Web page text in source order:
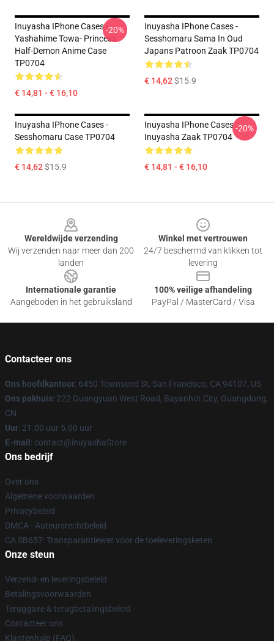
Inuyasha IPhone Cases -
Yashahime Towa- Princess
Half-Demon Anime Case
TP0704
€ 14,81 - € 16,10
-20%
Inuyasha IPhone Cases -
Sesshomaru Sama In Oud
Japans Patroon Zaak TP0704
€ 14,62$15.9
Inuyasha IPhone Cases -
Sesshomaru Case TP0704
€ 14,62$15.9
Inuyasha IPhone Cases -
Inuyasha Zaak TP0704
€ 14,81 - € 16,10
-20%
Wereldwijde verzending
Wij verzenden naar meer dan 200
landen
Winkel met vertrouwen
24/7 beschermd van klikken tot
levering
Internationale garantie
Aangeboden in het gebruiksland
100% veilige afhandeling
PayPal / MasterCard / Visa
Contacteer ons
Ons hoofdkantoor: 6450 Townsend St, San Francisco, CA 94107, US
Ons pakhuis: 222 Guangyuan West Road, Bayanhot City, Guangdong,
CN
Uur: 21.00 uur 5.00 uur
E-mail : contact@inuyashaStore
Ons bedrijf
Over ons
Algemene voorwaarden
Privacybeleid
DMCA - Auteursrechtbeleid
CA SB657: Transparantiewet voor de toeleveringsketen
Onze steun
Verzend- en leveringsbeleid
Betalingsvoorwaarden
Teruggave & terugbetalingsbeleid
Contacteer ons
Klantenhulp (FAQ)